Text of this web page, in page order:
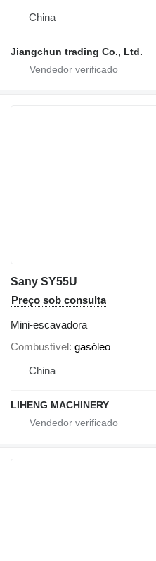
China
Jiangchun trading Co., Ltd.
Sany SY55U
Preço sob consulta
Mini-escavadora
Combustível gasóleo
China
LIHENG MACHINERY